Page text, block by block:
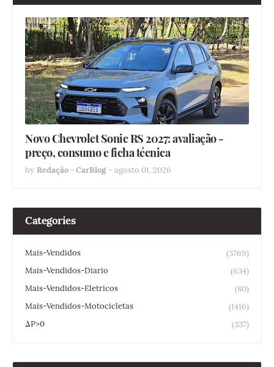
Novo Chevrolet Sonic RS 2027: avaliação -
preço, consumo e ficha técnica
by Redação - CarBlog - agosto 01, 2026
Categories
Mais-Vendidos
(3769)
Mais-Vendidos-Diario
(634)
Mais-Vendidos-Eletricos
(80)
Mais-Vendidos-Motocicletas
(1416)
ΔP>0
(337)